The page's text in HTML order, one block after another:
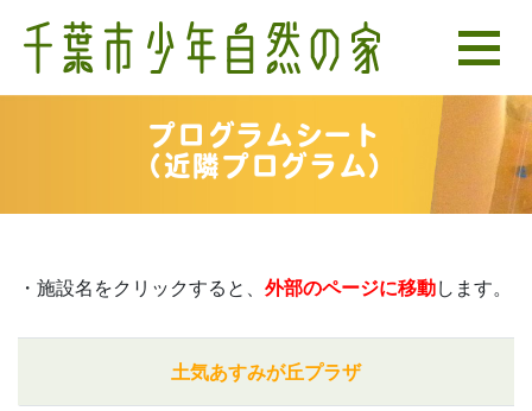
プログラムシート
（近隣プログラム）
・施設名をクリックすると、 外部のページに移動します。
土気あすみが丘プラザ